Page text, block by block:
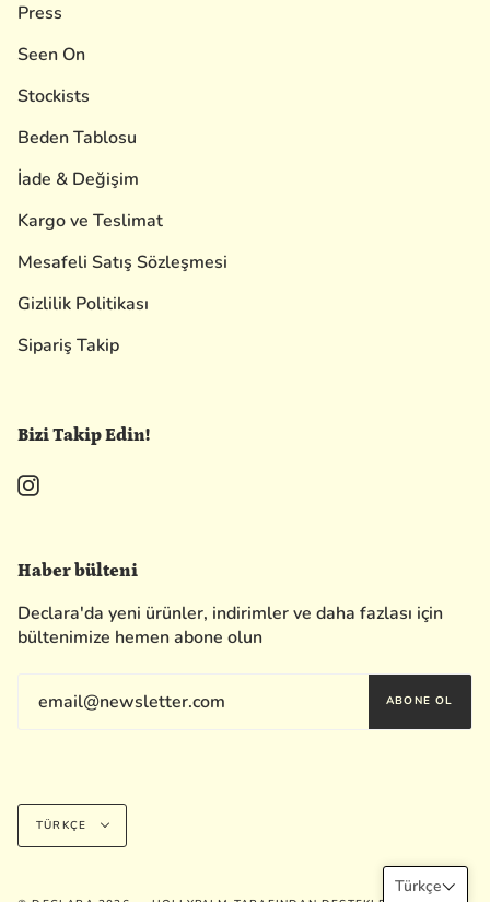
Press
Seen On
Stockists
Beden Tablosu
İade & Değişim
Kargo ve Teslimat
Mesafeli Satış Sözleşmesi
Gizlilik Politikası
Sipariş Takip
Bizi Takip Edin!
Instagram
Haber bülteni
Declara'da yeni ürünler, indirimler ve daha fazlası için
bültenimize hemen abone olun
ABONE OL
Dil
TÜRKÇE
Türkçe